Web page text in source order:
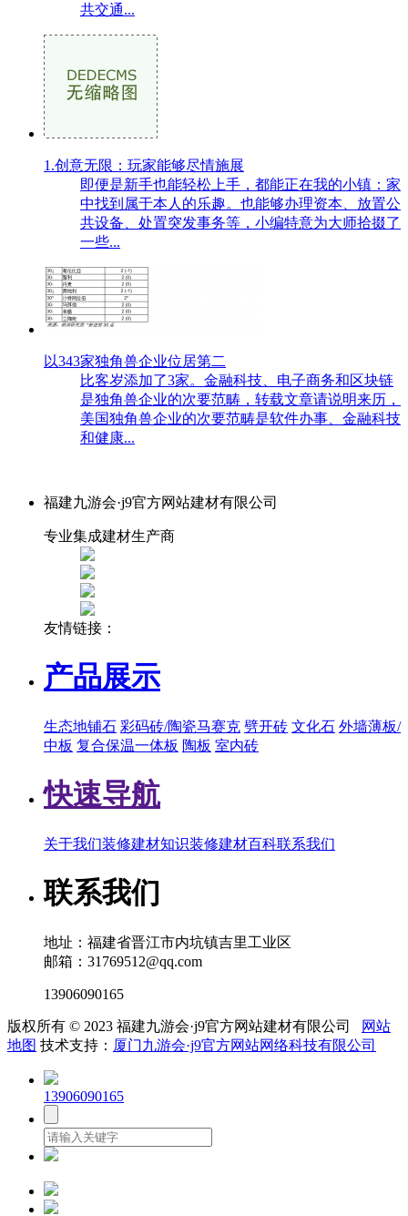
共交通...
1.创意无限：玩家能够尽情施展
即便是新手也能轻松上手，都能正在我的小镇：家
中找到属于本人的乐趣。也能够办理资本、放置公
共设备、处置突发事务等，小编特意为大师拾掇了
一些...
以343家独角兽企业位居第二
比客岁添加了3家。金融科技、电子商务和区块链
是独角兽企业的次要范畴，转载文章请说明来历，
美国独角兽企业的次要范畴是软件办事、金融科技
和健康...
福建九游会·j9官方网站建材有限公司
专业集成建材生产商
友情链接：
产品展示
生态地铺石 彩码砖/陶瓷马赛克 劈开砖 文化石 外墙薄板/
中板 复合保温一体板 陶板 室内砖
快速导航
关于我们装修建材知识装修建材百科联系我们
联系我们
地址：福建省晋江市内坑镇吉里工业区
邮箱：31769512@qq.com
13906090165
版权所有 © 2023 福建九游会·j9官方网站建材有限公司
网站
地图 技术支持： 厦门九游会·j9官方网站网络科技有限公司
13906090165